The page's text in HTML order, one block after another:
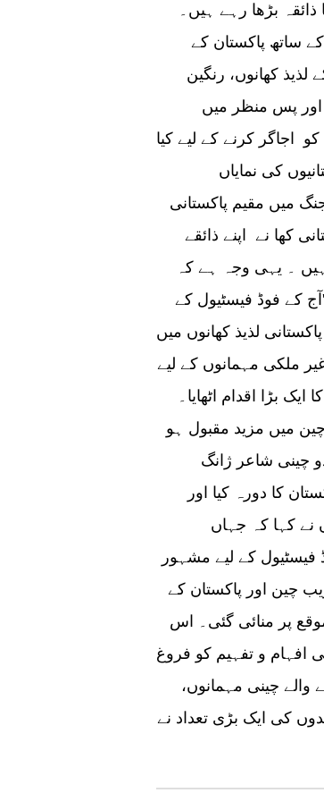
بڑھا رہے ہیں۔
ساتھ پاکستان کے
کھانوں، رنگین
پس منظر میں
اجاگر کرنے کے لیے کیا
کی نمایاں
میں مقیم پاکستانی
کھا نے اپنے ذائقے
ہیں ۔ یہی وجہ ہے کہ
کے فوڈ فیسٹیول کے
لذیذ کھانوں میں
ملکی مہمانوں کے لیے
بڑا اقدام اٹھایا۔
چین میں مزید مقبول ہو
چینی شاعر ژانگ
کا دورہ کیا اور
نے کہا کہ جہاں
فیسٹیول کے لیے مشہور
چین اور پاکستان کے
مکمل ہونے کے موقع پر منائی گئی۔ اس
افہام و تفہیم کو فروغ
والے چینی مہمانوں،
کی ایک بڑی تعداد نے